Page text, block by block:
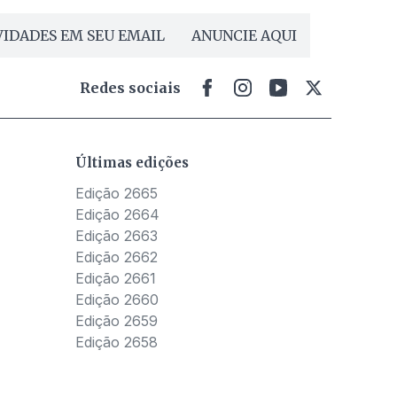
EM SEU EMAIL ANUNCIE AQUI
Redes sociais
Últimas edições
Edição 2665
Edição 2664
Edição 2663
Edição 2662
Edição 2661
Edição 2660
Edição 2659
Edição 2658